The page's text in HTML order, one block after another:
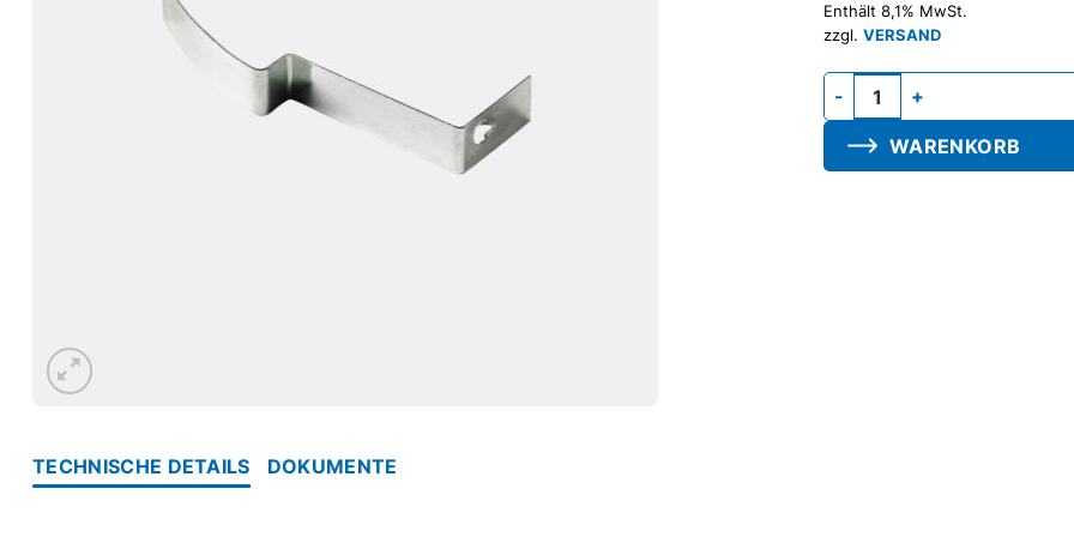
Enthält 8,1% MwSt.
zzgl. VERSAND
Rastfeder, für Gebläse M
WARENKORB
TECHNISCHE DETAILS DOKUMENTE